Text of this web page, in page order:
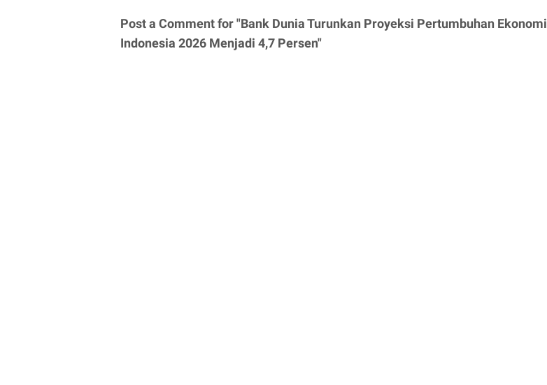
Post a Comment for "Bank Dunia Turunkan Proyeksi Pertumbuhan Ekonomi
Indonesia 2026 Menjadi 4,7 Persen"